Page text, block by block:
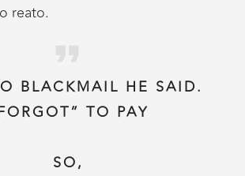
reato.
BLACKMAIL HE SAID.
TO PAY
SO,